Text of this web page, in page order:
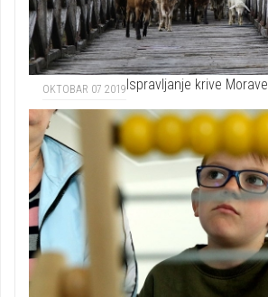
OKTOBAR 07 2019Ispravljanje krive Morave